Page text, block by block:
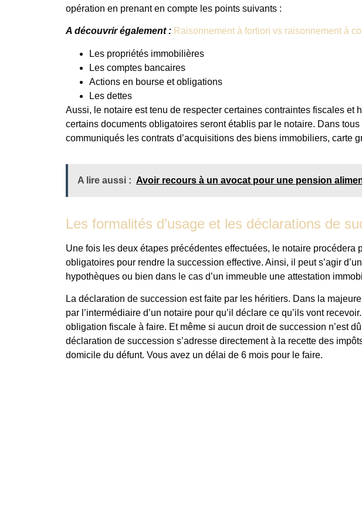
opération en prenant en compte les points suivants :
A découvrir également : Raisonnement à fortiori vs raisonnement à
Les propriétés immobilières
Les comptes bancaires
Actions en bourse et obligations
Les dettes
Aussi, le notaire est tenu de respecter certaines contraintes fiscales et
certains documents obligatoires seront établis par le notaire. Dans
communiqués les contrats d’acquisitions des biens immobiliers, carte
A lire aussi : Avoir recours à un avocat pour une pension
Les formalités d’usage et les déclarations de
Une fois les deux étapes précédentes effectuées, le notaire procédera
obligatoires pour rendre la succession effective. Ainsi, il peut s’agir
hypothèques ou bien dans le cas d’un immeuble une attestation
La déclaration de succession est faite par les héritiers. Dans la
par l’intermédiaire d’un notaire pour qu’il déclare ce qu’ils vont
obligation fiscale à faire. Et même si aucun droit de succession n’est
déclaration de succession s’adresse directement à la recette des
domicile du défunt. Vous avez un délai de 6 mois pour le faire.